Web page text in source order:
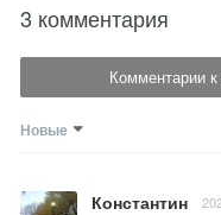
3 комментария
Комментарии
Новые
Константин